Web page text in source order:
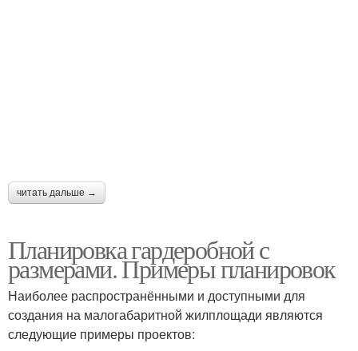
читать дальше →
Планировка гардеробной с
размерами. Примеры планировок
Наиболее распространёнными и доступными для
создания на малогабаритной жилплощади являются
следующие примеры проектов: